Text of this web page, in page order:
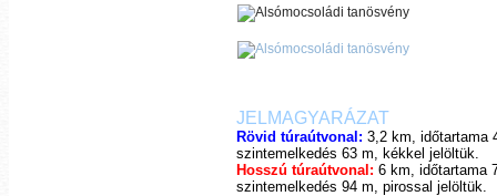
JELMAGYARÁZAT
Rövid túraútvonal: 3,2 km, időtartama
szintemelkedés 63 m, kékkel jelöltük.
Hosszú túraútvonal: 6 km, időtartama
szintemelkedés 94 m, pirossal jelöltük.